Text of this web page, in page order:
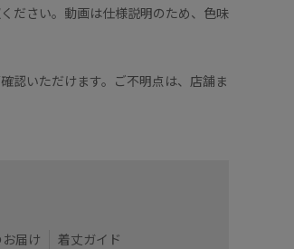
ださい。動画は仕様説明のため、色味
認いただけます。ご不明点は、店舗ま
届け 着丈ガイド